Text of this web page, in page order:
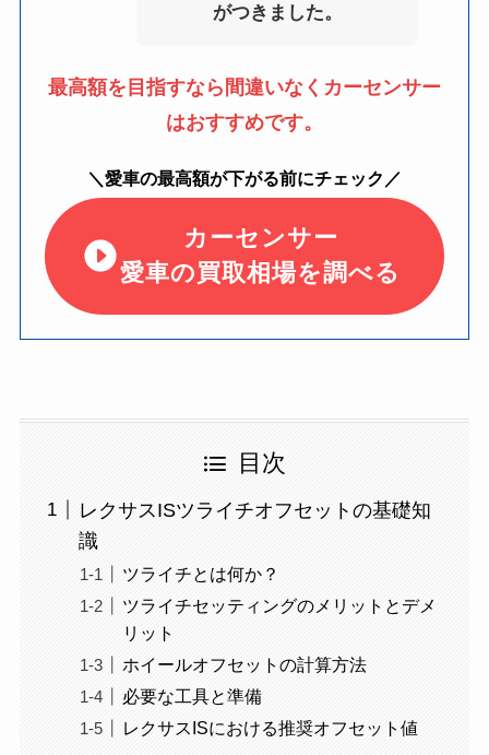
がつきました。
最高額を目指すなら間違いなくカーセンサー
はおすすめです。
＼愛車の最高額が下がる前にチェック／
カーセンサー
愛車の買取相場を調べる
目次
レクサスISツライチオフセットの基礎知
識
ツライチとは何か？
ツライチセッティングのメリットとデメ
リット
ホイールオフセットの計算方法
必要な工具と準備
レクサスISにおける推奨オフセット値